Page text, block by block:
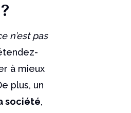
n’est pas
à mieux
plus, un
société,